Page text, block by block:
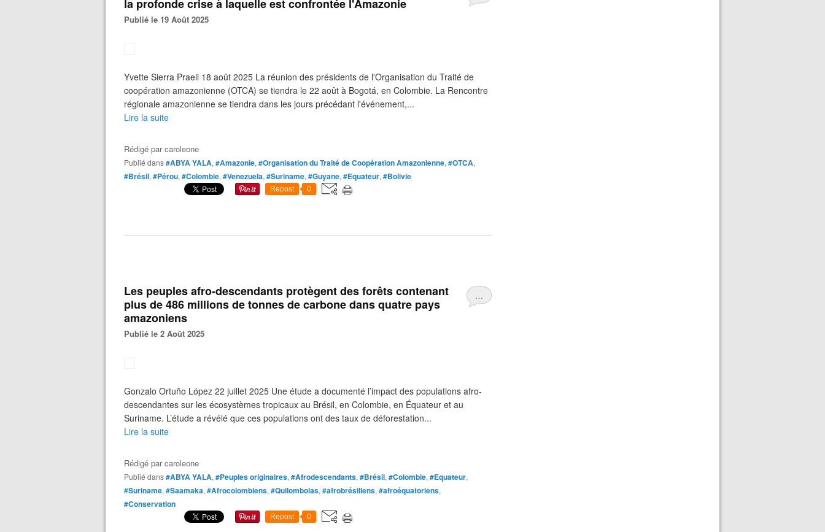
la profonde crise à laquelle est confrontée l'Amazonie
Publié le 19 Août 2025
Yvette Sierra Praeli 18 août 2025 La réunion des présidents de l'Organisation du Traité de
coopération amazonienne (OTCA) se tiendra le 22 août à Bogotá, en Colombie. La Rencontre
régionale amazonienne se tiendra dans les jours précédant l'événement,...
Lire la suite
Rédigé parcaroleone
Publié dans#ABYA YALA, #Amazonie, #Organisation du Traité de Coopération Amazonienne, #OTCA,
#Brésil, #Pérou, #Colombie, #Venezuela, #Suriname, #Guyane, #Equateur, #Bolivie
Repost 0
…
Les peuples afro-descendants protègent des forêts contenant
plus de 486 millions de tonnes de carbone dans quatre pays
amazoniens
Publié le 2 Août 2025
Gonzalo Ortuño López 22 juillet 2025 Une étude a documenté l’impact des populations afro-
descendantes sur les écosystèmes tropicaux au Brésil, en Colombie, en Équateur et au
Suriname. L’étude a révélé que ces populations ont des taux de déforestation...
Lire la suite
Rédigé parcaroleone
Publié dans#ABYA YALA, #Peuples originaires, #Afrodescendants, #Brésil, #Colombie, #Equateur,
#Suriname, #Saamaka, #Afrocolombiens, #Quilombolas, #afrobrésiliens, #afroéquatoriens,
#Conservation
Repost 0